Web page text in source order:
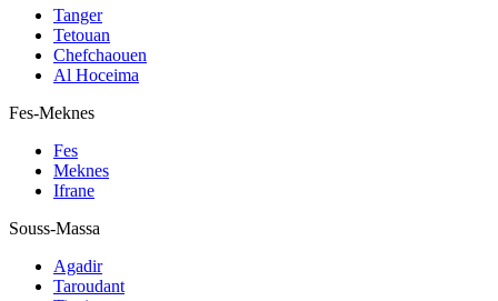
Tanger
Tetouan
Chefchaouen
Al Hoceima
Fes-Meknes
Fes
Meknes
Ifrane
Souss-Massa
Agadir
Taroudant